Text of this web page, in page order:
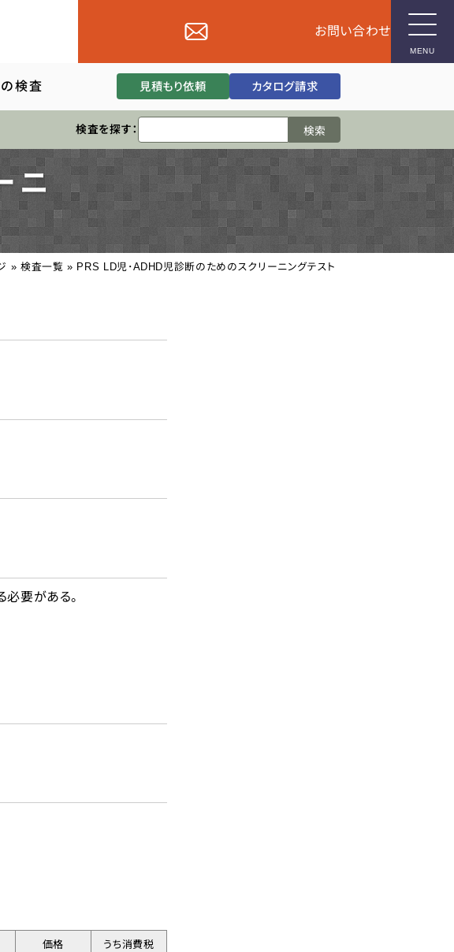
お問い合わせ
検査 見積もり依頼 カタログ請求
検査を探す：
ニ
» 検査一覧 » PRS LD児･ADHD児診断のためのスクリーニングテスト
要がある。
価格 うち消費税
MENU
検査
を調べる
べる